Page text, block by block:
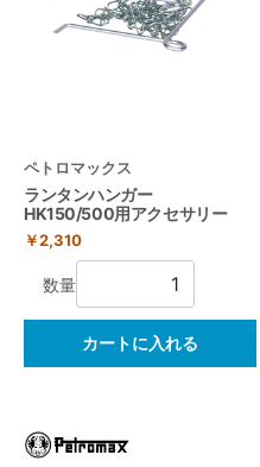
ペトロマックス
ランタンハンガー
HK150/500用アクセサリー
￥2,310
数量
カートに入れる